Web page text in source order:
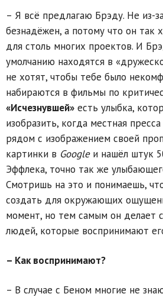
– Я всё предлагаю Брэду. Не из-
безнадёжен, а потому что он так
для столь многих проектов. И
умолчанию находятся в
не хотят, чтобы тебе было
набираются в фильмы по
«Исчезнувшей» есть улыбка,
изобразить, когда местная
рядом с изображением своей
картинки в Googleи нашёл штук
Эффлека, точно так же
Смотришь на это и понимаешь,
создать для окружающих
момент, но тем самым он делает
людей, которые воспринимают
– Как воспринимают?
– В случае с Беном многие не